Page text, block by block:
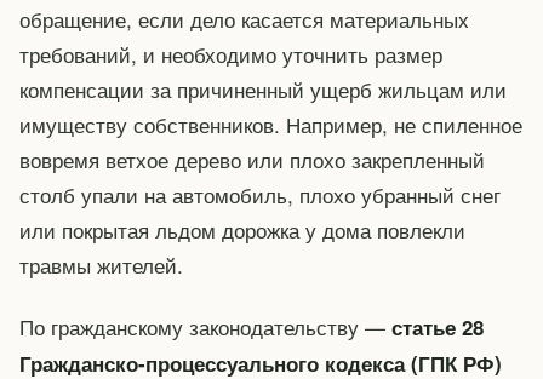
обращение, если дело касается материальных
требований, и необходимо уточнить размер
компенсации за причиненный ущерб жильцам или
имуществу собственников. Например, не спиленное
вовремя ветхое дерево или плохо закрепленный
столб упали на автомобиль, плохо убранный снег
или покрытая льдом дорожка у дома повлекли
травмы жителей.
По гражданскому законодательству — статье 28
Гражданско-процессуального кодекса (ГПК РФ)